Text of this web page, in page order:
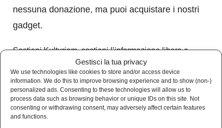
Gestisci la tua privacy
We use technologies like cookies to store and/or access device
information. We do this to improve browsing experience and to show (non-)
personalized ads. Consenting to these technologies will allow us to
process data such as browsing behavior or unique IDs on this site. Not
consenting or withdrawing consent, may adversely affect certain features
and functions.
nessuna donazione, ma puoi acquistare i nostri
gadget.
Sostieni Kulturjam, sostieni l’informazione libera e
VAI AL NOSTRO BOOKSTORE